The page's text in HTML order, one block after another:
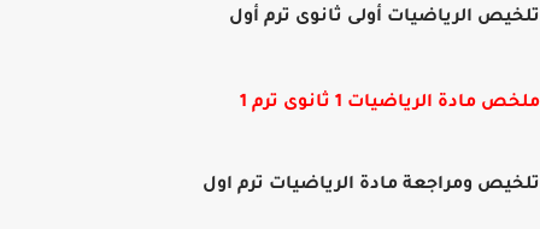
الرياضيات أولى ثانوى ترم أول
مادة الرياضيات 1 ثانوى ترم 1
ومراجعة مادة الرياضيات ترم اول